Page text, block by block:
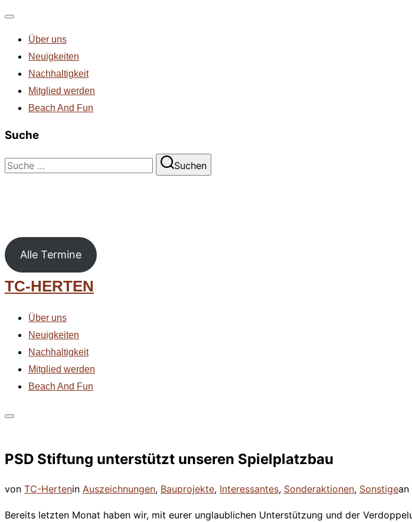
umschalten
Über uns
Neuigkeiten
Nachhaltigkeit
Mitglied werden
Beach And Fun
Suche
Suchen
Suchen
Alle Termine
Zum
Inhalt
springen
TC-HERTEN
Über uns
Neuigkeiten
Nachhaltigkeit
Mitglied werden
Beach And Fun
Navigation
PSD Stiftung unterstützt unseren Spielplatzbau
von TC-Hertenin Auszeichnungen, Bauprojekte, Interessantes, Sonderaktionen, Sonstigean
Bereits letzten Monat haben wir, mit eurer unglaublichen Unterstützung und der